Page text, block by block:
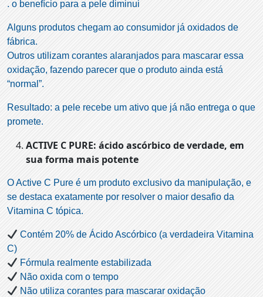
. o benefício para a pele diminui
Alguns produtos chegam ao consumidor já oxidados de
fábrica.
Outros utilizam corantes alaranjados para mascarar essa
oxidação, fazendo parecer que o produto ainda está
“normal”.
Resultado: a pele recebe um ativo que já não entrega o que
promete.
ACTIVE C PURE: ácido ascórbico de verdade, em
sua forma mais potente
O Active C Pure é um produto exclusivo da manipulação, e
se destaca exatamente por resolver o maior desafio da
Vitamina C tópica.
Contém 20% de Ácido Ascórbico (a verdadeira Vitamina
C)
Fórmula realmente estabilizada
Não oxida com o tempo
Não utiliza corantes para mascarar oxidação